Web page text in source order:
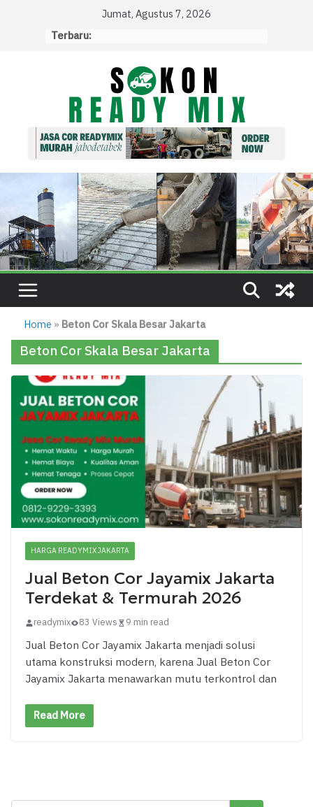
Jumat, Agustus 7, 2026
Terbaru:
Home » Beton Cor Skala Besar Jakarta
Beton Cor Skala Besar Jakarta
HARGA READYMIX JAKARTA
Jual Beton Cor Jayamix Jakarta
Terdekat & Termurah 2026
readymix 83 Views 9 min read
Jual Beton Cor Jayamix Jakarta menjadi solusi
utama konstruksi modern, karena Jual Beton Cor
Jayamix Jakarta menawarkan mutu terkontrol dan
Read More